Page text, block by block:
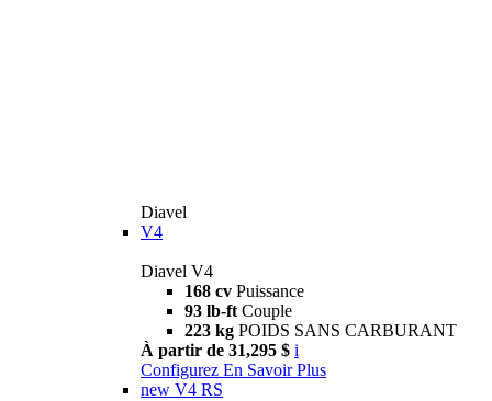
Diavel
V4
Diavel V4
168 cv Puissance
93 lb-ft Couple
223 kg POIDS SANS CARBURANT
À partir de 31,295 $ i
Configurez En Savoir Plus
new V4 RS